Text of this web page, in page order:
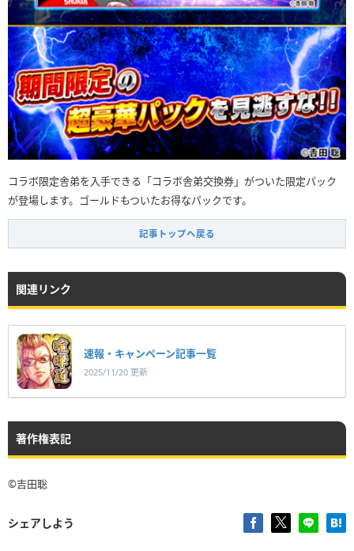
コラボ限定舎弟を入手できる「コラボ舎弟交換券」がついた限定パック
が登場します。ゴールドもついたお得なパックです。
記事トップへ戻る
関連リンク
速報・キャンペーン記事一覧
2025/11/20 更新
著作権表記
©︎吉田聡
シェアしよう